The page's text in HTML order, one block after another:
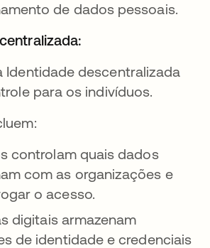
de dados pessoais.
Identidade descentralizada
para os indivíduos.
controlam quais dados
com as organizações e
o acesso.
digitais armazenam
de identidade e credenciais